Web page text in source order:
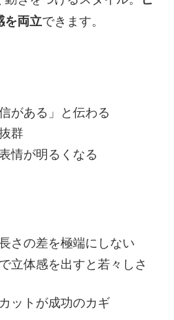
を両立できます。
がある」と伝わる
群
情が明るくなる
さの差を極端にしない
立体感を出すと若々しさ
ットが成功のカギ